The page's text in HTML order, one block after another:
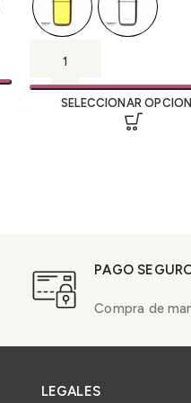
SELECCIONAR
PAGO
Compra de
LEGALES